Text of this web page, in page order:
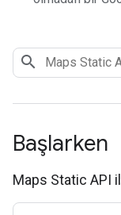
Başlarken
Maps Static API